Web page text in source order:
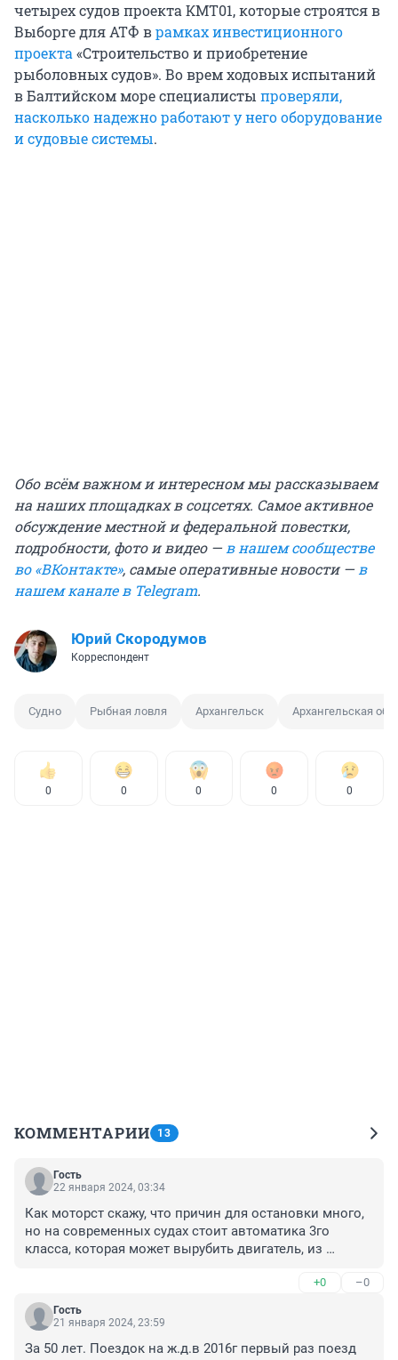
четырех судов проекта КМТ01, которые строятся в
Выборге для АТФ врамках инвестиционного
проекта«Строительство и приобретение
рыболовных судов». Во врем ходовых испытаний
в Балтийском море специалисты проверяли,
насколько надежно работают у него оборудование
и судовые системы.
Обо всём важном и интересном мы рассказываем
на наших площадках в соцсетях. Самое активное
обсуждение местной и федеральной повестки,
подробности, фото и видео —в нашем сообществе
во «ВКонтакте», самые оперативные новости —в
нашем канале в Telegram.
Юрий Скородумов
Корреспондент
Судно Рыбная ловля Архангельск Архангельская
0 0 0 0 0
КОММЕНТАРИИ 13
Гость
22 января 2024, 03:34
Как моторст скажу, что причин для остановки много,
но на современных судах стоит автоматика 3го
класса, которая может вырубить двигатель, из
бумажной рвботы и 2й мех, который может не
обладать полномочиями на ремонт, и вообще может
только в порту под строгим контролем
+0 –0
Гость
21 января 2024, 23:59
За 50 лет. Поездок на ж.д.в 2016г первый раз поезд